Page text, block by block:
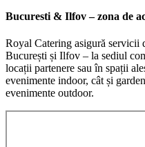
Bucuresti & Ilfov – zona de
Royal Catering asigură servicii
București și Ilfov – la sediul
locații partenere sau în spații
evenimente indoor, cât și
evenimente outdoor.